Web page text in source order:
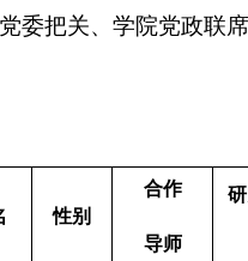
委把关、学院党政联
性别
合作
导师